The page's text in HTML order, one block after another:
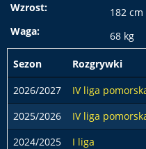
Wzrost:
182 cm
Waga:
68 kg
Sezon Rozgrywki
2026/2027
IV liga
2025/2026
IV liga
2024/2025
I liga